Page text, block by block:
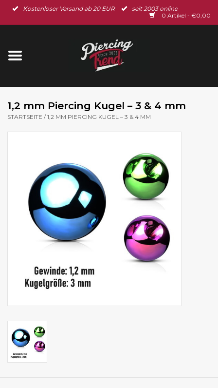
Kostenloser Versand ab 20 EUR
seit 2003 online
0 Artikel - €0,00
Startseite
Ohrschmuck
% Sale %
1,2 mm Piercing Kugel – 3 & 4 mm
STARTSEITE /1,2 MM PIERCING KUGEL – 3 & 4 MM